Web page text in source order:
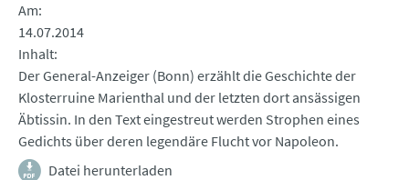
Am
14.07.2014
Inhalt
Der General-Anzeiger (Bonn) erzählt die Geschichte der
Klosterruine Marienthal und der letzten dort ansässigen
Äbtissin. In den Text eingestreut werden Strophen eines
Gedichts über deren legendäre Flucht vor Napoleon.
Datei herunterladen